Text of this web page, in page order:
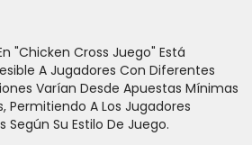
"Chicken Cross Juego" Está
A Jugadores Con Diferentes
Varían Desde Apuestas Mínimas
Permitiendo A Los Jugadores
Según Su Estilo De Juego.